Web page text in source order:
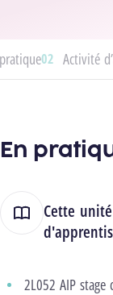
Activité
En
Cette
2L052 AIP stage